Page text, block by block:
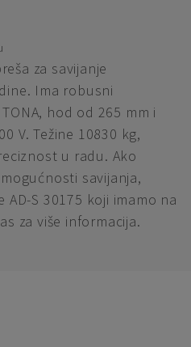
za savijanje
Ima robusni
hod od 265 mm i
V. Težine 10830 kg,
u radu. Ako
savijanja,
S 30175 koji imamo na
za više informacija.